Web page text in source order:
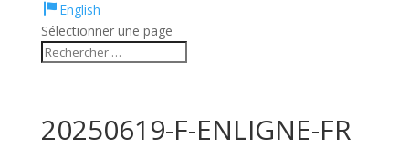
English
Sélectionner une page
20250619-F-ENLIGNE-FR